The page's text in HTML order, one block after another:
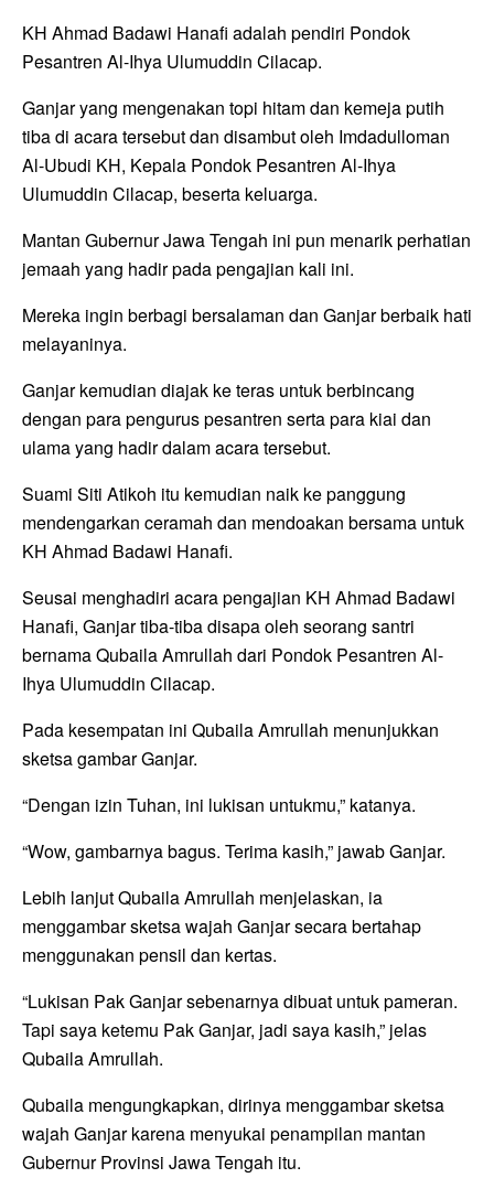
KH Ahmad Badawi Hanafi adalah pendiri Pondok
Pesantren Al-Ihya Ulumuddin Cilacap.
Ganjar yang mengenakan topi hitam dan kemeja putih
tiba di acara tersebut dan disambut oleh Imdadulloman
Al-Ubudi KH, Kepala Pondok Pesantren Al-Ihya
Ulumuddin Cilacap, beserta keluarga.
Mantan Gubernur Jawa Tengah ini pun menarik perhatian
jemaah yang hadir pada pengajian kali ini.
Mereka ingin berbagi bersalaman dan Ganjar berbaik hati
melayaninya.
Ganjar kemudian diajak ke teras untuk berbincang
dengan para pengurus pesantren serta para kiai dan
ulama yang hadir dalam acara tersebut.
Suami Siti Atikoh itu kemudian naik ke panggung
mendengarkan ceramah dan mendoakan bersama untuk
KH Ahmad Badawi Hanafi.
Seusai menghadiri acara pengajian KH Ahmad Badawi
Hanafi, Ganjar tiba-tiba disapa oleh seorang santri
bernama Qubaila Amrullah dari Pondok Pesantren Al-
Ihya Ulumuddin Cilacap.
Pada kesempatan ini Qubaila Amrullah menunjukkan
sketsa gambar Ganjar.
“Dengan izin Tuhan, ini lukisan untukmu,” katanya.
“Wow, gambarnya bagus. Terima kasih,” jawab Ganjar.
Lebih lanjut Qubaila Amrullah menjelaskan, ia
menggambar sketsa wajah Ganjar secara bertahap
menggunakan pensil dan kertas.
“Lukisan Pak Ganjar sebenarnya dibuat untuk pameran.
Tapi saya ketemu Pak Ganjar, jadi saya kasih,” jelas
Qubaila Amrullah.
Qubaila mengungkapkan, dirinya menggambar sketsa
wajah Ganjar karena menyukai penampilan mantan
Gubernur Provinsi Jawa Tengah itu.